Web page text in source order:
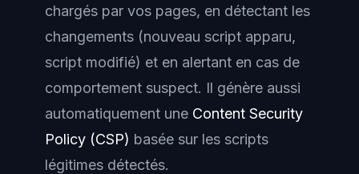
chargés par vos pages, en détectant les
changements (nouveau script apparu,
script modifié) et en alertant en cas de
comportement suspect. Il génère aussi
automatiquement une Content Security
Policy (CSP) basée sur les scripts
légitimes détectés.